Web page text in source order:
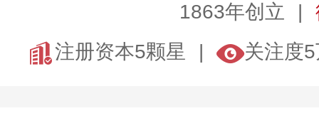
1863年创立
注册资本5颗星
关注度